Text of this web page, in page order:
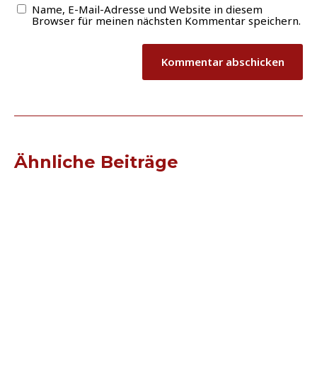
Name, E-Mail-Adresse und Website in diesem
Browser für meinen nächsten Kommentar speichern.
Ähnliche Beiträge